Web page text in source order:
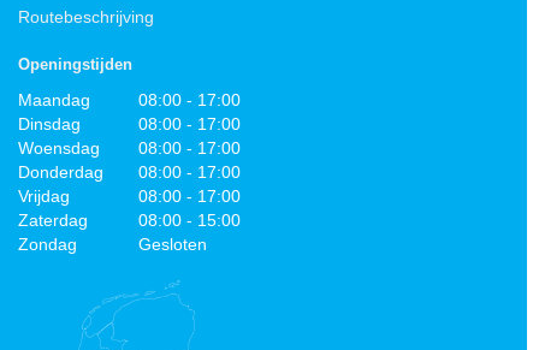
Routebeschrijving
Openingstijden
Maandag
08:00 - 17:00
Dinsdag
08:00 - 17:00
Woensdag
08:00 - 17:00
Donderdag
08:00 - 17:00
Vrijdag
08:00 - 17:00
Zaterdag
08:00 - 15:00
Zondag
Gesloten